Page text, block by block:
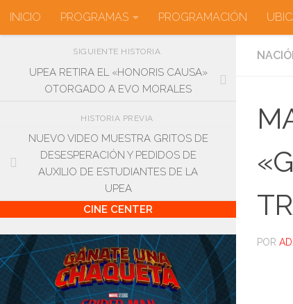
Saltar al contenido
INICIO PROGRAMAS PROGRAMACIÓN
POR
SIGUIENTE HISTORIA
UPEA RETIRA EL «HONORIS CAUSA»
OTORGADO A EVO MORALES
HISTORIA PREVIA
NUEVO VIDEO MUESTRA GRITOS DE
DESESPERACIÓN Y PEDIDOS DE
AUXILIO DE ESTUDIANTES DE LA
UPEA
CINE CENTER